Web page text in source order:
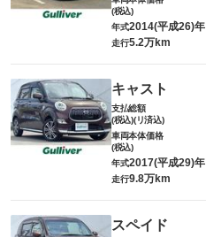
(税込)
年式2014(平成26)年
走行5.2万km
キャスト
支払総額
(税込)(リ済込)
車両本体価格
(税込)
年式2017(平成29)年
走行9.8万km
スペイド